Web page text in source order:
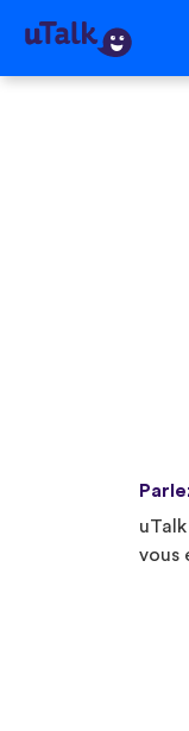
vous